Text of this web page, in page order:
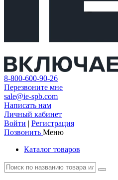
8-800-600-90-26
Перезвоните мне
sale@ie-spb.com
Написать нам
Личный кабинет
Войти | Регистрация
Позвонить Меню
Каталог товаров